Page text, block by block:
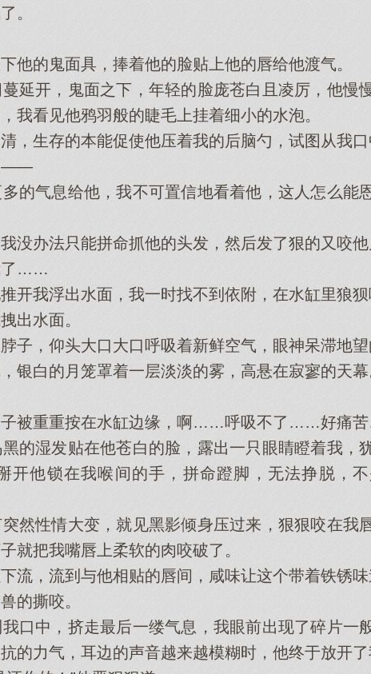
。
的鬼面具，捧着他的脸贴上他的唇给他渡气。
开，鬼面之下，年轻的脸庞苍白且凌厉，他慢
我看见他鸦羽般的睫毛上挂着细小的水泡。
生存的本能促使他压着我的后脑勺，试图从我口
——
气息给他，我不可置信地看着他，这人怎么能
办法只能拼命抓他的头发，然后发了狠的又咬他
了……
我浮出水面，我一时找不到依附，在水缸里狼狈
水面。
，仰头大口大口呼吸着新鲜空气，眼神呆滞地望
白的月笼罩着一层淡淡的雾，高悬在寂寥的天幕
被重重按在水缸边缘，啊……呼吸不了……好痛
湿发贴在他苍白的脸，露出一只眼睛瞪着我，
开他锁在我喉间的手，拼命蹬脚，无法挣脱，
性情大变，就见黑影倾身压过来，狠狠咬在我
就把我嘴唇上柔软的肉咬破了。
，流到与他相贴的唇间，咸味让这个带着铁锈味
撕咬。
中，挤走最后一缕气息，我眼前出现了碎片一
的力气，耳边的声音越来越模糊时，他终于放开了